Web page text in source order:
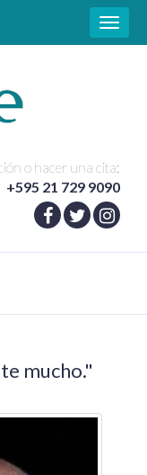
Toggle
o hacer una cita:
+595 21 729 9090
mucho."